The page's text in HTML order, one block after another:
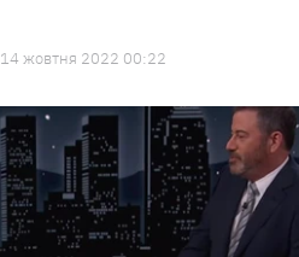
14 жовтня 2022 00:22